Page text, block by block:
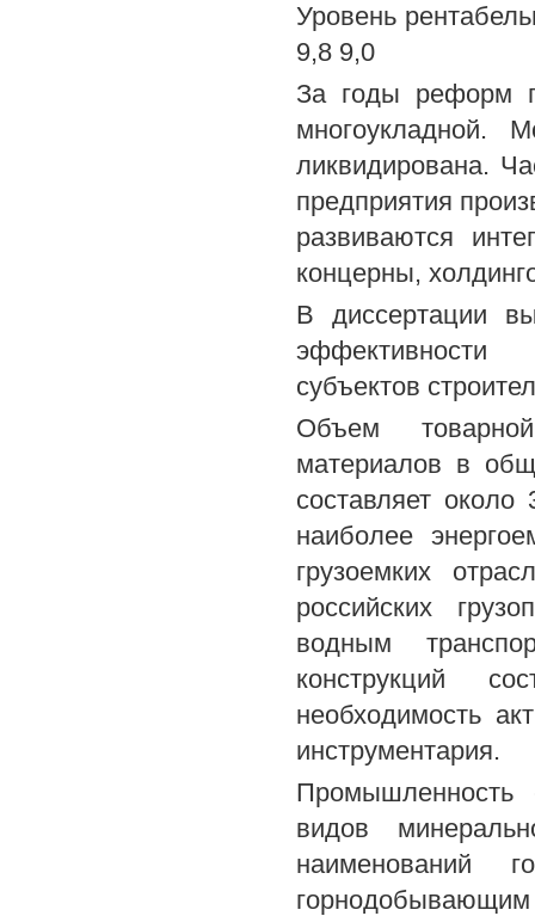
Уровень
9,8 9,0
За годы реформ
многоукладной.
ликвидирована.
предприятия
развиваются
концерны,
В диссертации
эффективности
субъектов
Объем
материалов в
составляет
наиболее
грузоемких
российских
водным
конструкций
необходимость
инструментария.
Промышленность
видов
наименований